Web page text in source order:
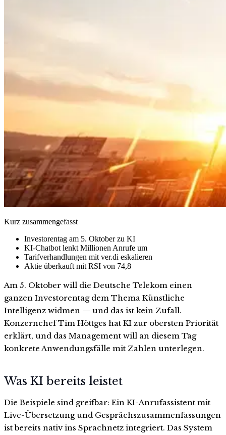
Kurz zusammengefasst
Investorentag am 5. Oktober zu KI
KI-Chatbot lenkt Millionen Anrufe um
Tarifverhandlungen mit ver.di eskalieren
Aktie überkauft mit RSI von 74,8
Am 5. Oktober will die Deutsche Telekom einen
ganzen Investorentag dem Thema Künstliche
Intelligenz widmen — und das ist kein Zufall.
Konzernchef Tim Höttges hat KI zur obersten Priorität
erklärt, und das Management will an diesem Tag
konkrete Anwendungsfälle mit Zahlen unterlegen.
Was KI bereits leistet
Die Beispiele sind greifbar: Ein KI-Anrufassistent mit
Live-Übersetzung und Gesprächszusammenfassungen
ist bereits nativ ins Sprachnetz integriert. Das System